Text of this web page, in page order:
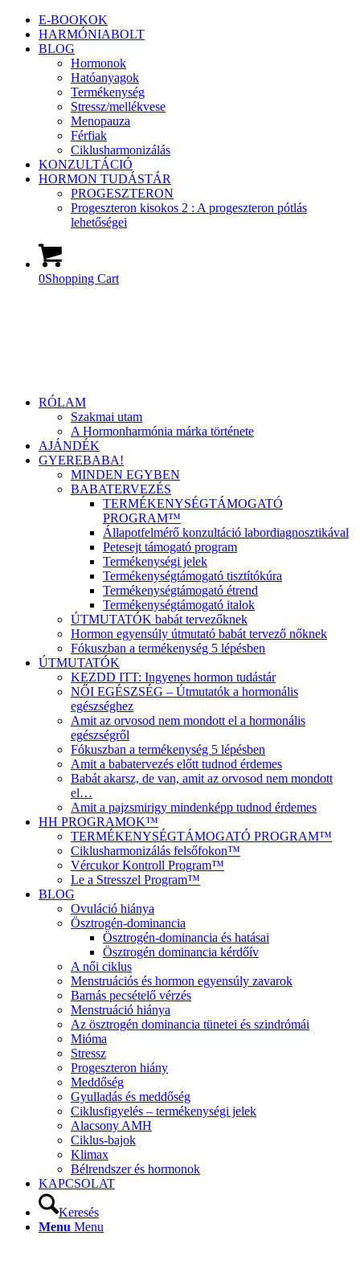
E-BOOKOK
HARMÓNIABOLT
BLOG
Hormonok
Hatóanyagok
Termékenység
Stressz/mellékvese
Menopauza
Férfiak
Ciklusharmonizálás
KONZULTÁCIÓ
HORMON TUDÁSTÁR
PROGESZTERON
Progeszteron kisokos 2 : A progeszteron pótlás
lehetőségei
0Shopping Cart
RÓLAM
Szakmai utam
A Hormonharmónia márka története
AJÁNDÉK
GYEREBABA!
MINDEN EGYBEN
BABATERVEZÉS
TERMÉKENYSÉGTÁMOGATÓ
PROGRAM™
Állapotfelmérő konzultáció labordiagnosztikával
Petesejt támogató program
Termékenységi jelek
Termékenységtámogató tisztítókúra
Termékenységtámogató étrend
Termékenységtámogató italok
ÚTMUTATÓK babát tervezőknek
Hormon egyensúly útmutató babát tervező nőknek
Fókuszban a termékenység 5 lépésben
ÚTMUTATÓK
KEZDD ITT: Ingyenes hormon tudástár
NŐI EGÉSZSÉG – Útmutatók a hormonális
egészséghez
Amit az orvosod nem mondott el a hormonális
egészségről
Fókuszban a termékenység 5 lépésben
Amit a babatervezés előtt tudnod érdemes
Babát akarsz, de van, amit az orvosod nem mondott
el…
Amit a pajzsmirigy mindenképp tudnod érdemes
HH PROGRAMOK™
TERMÉKENYSÉGTÁMOGATÓ PROGRAM™
Ciklusharmonizálás felsőfokon™
Vércukor Kontroll Program™
Le a Stresszel Program™
BLOG
Ovuláció hiánya
Ösztrogén-dominancia
Ösztrogén-dominancia és hatásai
Ösztrogén dominancia kérdőív
A női ciklus
Menstruációs és hormon egyensúly zavarok
Barnás pecsételő vérzés
Menstruáció hiánya
Az ösztrogén dominancia tünetei és szindrómái
Mióma
Stressz
Progeszteron hiány
Meddőség
Gyulladás és meddőség
Ciklusfigyelés – termékenységi jelek
Alacsony AMH
Ciklus-bajok
Klimax
Bélrendszer és hormonok
KAPCSOLAT
Keresés
Menu Menu